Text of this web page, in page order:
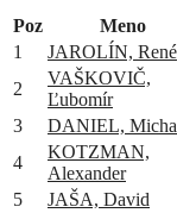
Poz Meno
1
JAROLÍN, René
2
VAŠKOVIČ,
Ľubomír
3
DANIEL,
4
KOTZMAN,
Alexander
5
JAŠA, David